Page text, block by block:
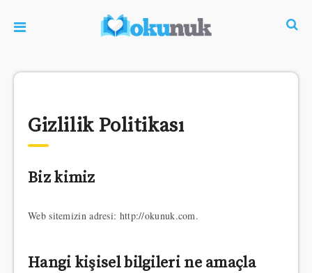
Gizlilik Politikası
Biz kimiz
Web sitemizin adresi: http://okunuk.com.
Hangi kişisel bilgileri ne amaçla